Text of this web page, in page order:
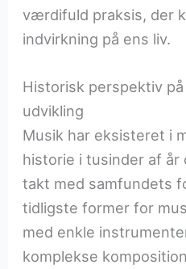
værdifuld praksis, der
indvirkning på ens liv.
Historisk perspektiv
udvikling
Musik har eksisteret i
historie i tusinder af år
takt med samfundets
tidligste former for
med enkle
komplekse